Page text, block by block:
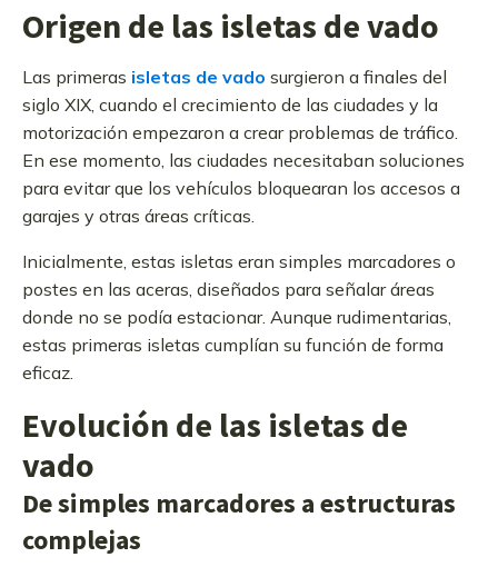
Origen de las isletas de vado
Las primeras isletas de vado surgieron a finales del
siglo XIX, cuando el crecimiento de las ciudades y la
motorización empezaron a crear problemas de tráfico.
En ese momento, las ciudades necesitaban soluciones
para evitar que los vehículos bloquearan los accesos a
garajes y otras áreas críticas.
Inicialmente, estas isletas eran simples marcadores o
postes en las aceras, diseñados para señalar áreas
donde no se podía estacionar. Aunque rudimentarias,
estas primeras isletas cumplían su función de forma
eficaz.
Evolución de las isletas de
vado
De simples marcadores a estructuras
complejas